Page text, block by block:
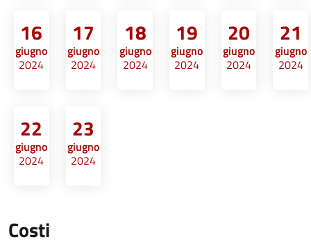
16
giugno
2024
17
giugno
2024
18
giugno
2024
19
giugno
2024
20
giugno
2024
21
giugno
2024
22
giugno
2024
23
giugno
2024
Costi